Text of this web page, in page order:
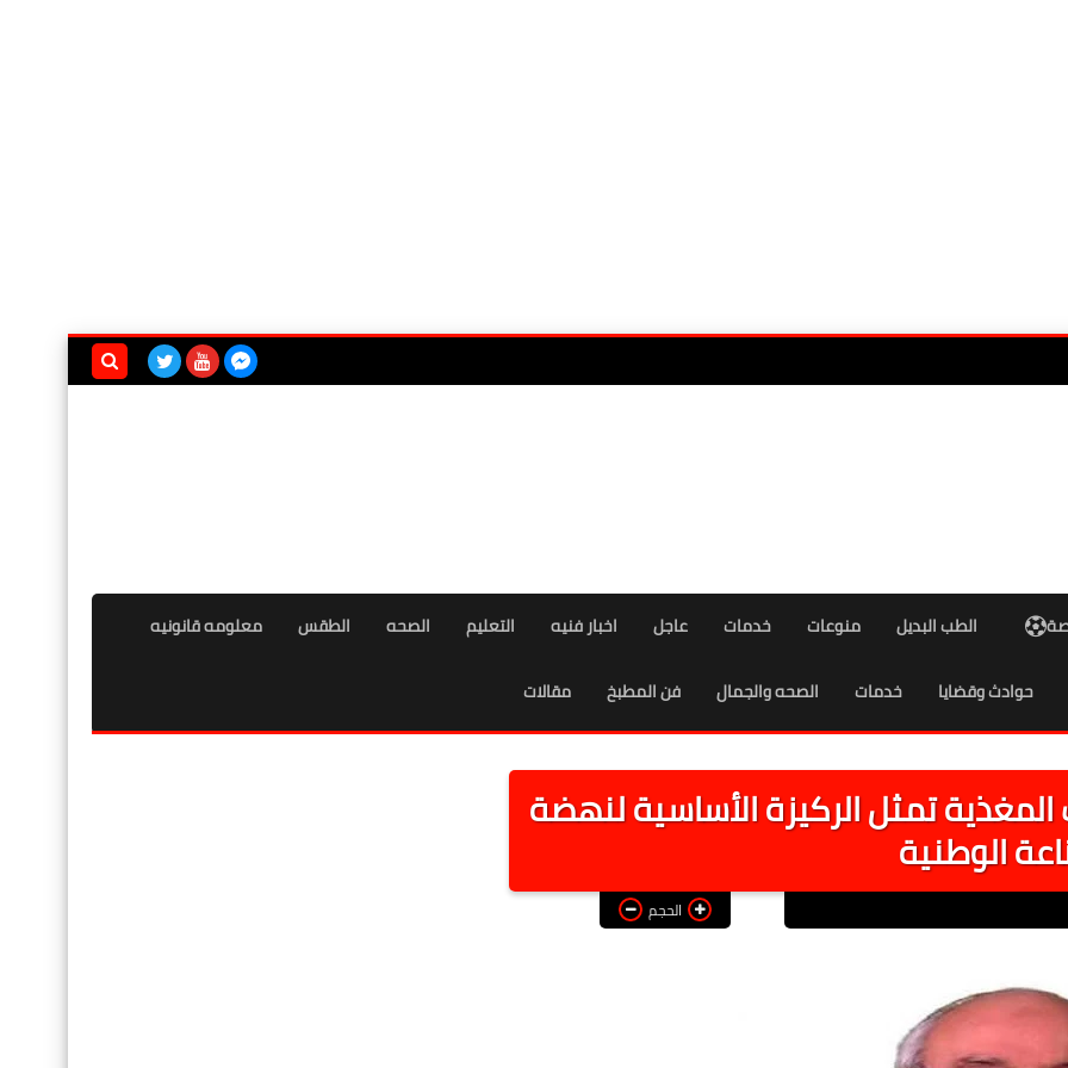
الطب البديل منوعات خدمات عاجل اخبار فنيه التعليم الصحه الطقس معلومه قانونيه
حوادث وقضايا خدمات الصحه والجمال فن المطبخ مقالات
المغذية تمثل الركيزة الأساسية لنهضة
الوطنية
الحجم